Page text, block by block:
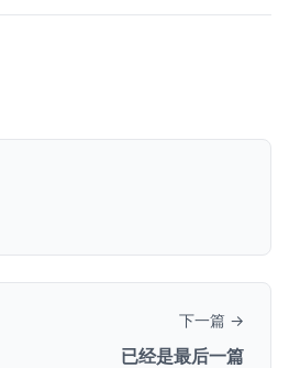
下一篇 →
已经是最后一篇